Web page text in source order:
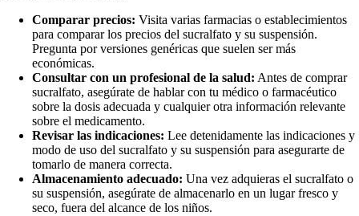
Comparar precios: Visita varias farmacias o establecimientos
para comparar los precios del sucralfato y su suspensión.
Pregunta por versiones genéricas que suelen ser más
económicas.
Consultar con un profesional de la salud: Antes de comprar
sucralfato, asegúrate de hablar con tu médico o farmacéutico
sobre la dosis adecuada y cualquier otra información relevante
sobre el medicamento.
Revisar las indicaciones: Lee detenidamente las indicaciones y
modo de uso del sucralfato y su suspensión para asegurarte de
tomarlo de manera correcta.
Almacenamiento adecuado: Una vez adquieras el sucralfato o
su suspensión, asegúrate de almacenarlo en un lugar fresco y
seco, fuera del alcance de los niños.